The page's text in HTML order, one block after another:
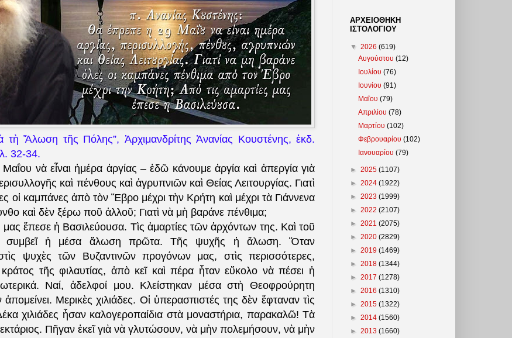
τὴ Ἅλωση τῆς Πόλης”, Ἀρχιμανδρίτης Ἀνανίας Κουστένης, ἐκδ.
32-34.
νὰ εἶναι ἡμέρα ἀργίας – ἐδῶ κάνουμε ἀργία καὶ ἀπεργία γιὰ
καὶ πένθους καὶ ἀγρυπνιῶν καὶ Θείας Λειτουργίας. Γιατὶ
οἱ καμπάνες ἀπὸ τὸν Ἕβρο μέχρι τὴν Κρήτη καὶ μέχρι τὰ Γιάννενα
καὶ δὲν ξέρω ποῦ ἀλλοῦ; Γιατὶ νὰ μὴ βαράνε πένθιμα;
μας ἔπεσε ἡ Βασιλεύουσα. Τὶς ἁμαρτίες τῶν ἀρχόντων της. Καὶ τοῦ
συμβεῖ ἡ μέσα ἅλωση πρῶτα. Τῆς ψυχῆς ἡ ἅλωση. Ὅταν
ψυχὲς τῶν Βυζαντινῶν προγόνων μας, στὶς περισσότερες,
κράτος τῆς φιλαυτίας, ἀπὸ κεῖ καὶ πέρα ἦταν εὔκολο νὰ πέσει ἡ
Ναί, ἀδελφοί μου. Κλείστηκαν μέσα στὴ Θεοφρούρητη
Μερικὲς χιλιάδες. Οἱ ὑπερασπιστές της δὲν ἔφταναν τὶς
χιλιάδες ἦσαν καλογεροπαίδια στὰ μοναστήρια, παρακαλῶ! Τὰ
Πῆγαν ἐκεῖ γιὰ νὰ γλυτώσουν, νὰ μὴν πολεμήσουν, νὰ μὴν
ΑΡΧΕΙΟΘΗΚΗ
ΙΣΤΟΛΟΓΙΟΥ
▼ 2026 (619)
Αυγούστου(12)
Ιουλίου(76)
Ιουνίου(91)
Μαΐου(79)
Απριλίου(78)
Μαρτίου(102)
Φεβρουαρίου(102)
Ιανουαρίου(79)
► 2025 (1107)
► 2024 (1922)
► 2023 (1999)
► 2022 (2107)
► 2021 (2075)
► 2020 (2829)
► 2019 (1469)
► 2018 (1344)
► 2017 (1278)
► 2016 (1310)
► 2015 (1322)
► 2014 (1560)
► 2013 (1660)